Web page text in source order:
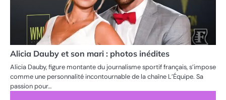
Alicia Dauby et son mari : photos inédites
Alicia Dauby, figure montante du journalisme sportif français, s’impose
comme une personnalité incontournable de la chaîne L’Équipe. Sa
passion pour…